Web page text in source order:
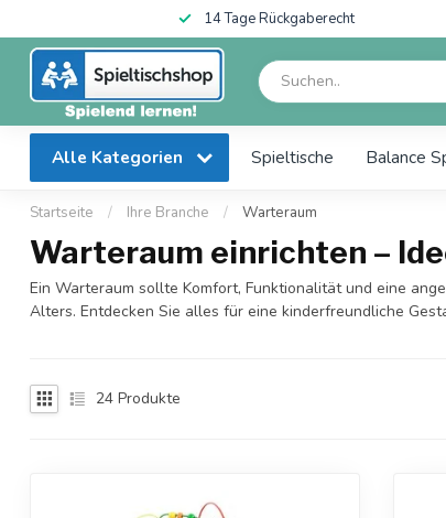
14 Tage Rückgaberecht
Alle Kategorien Spieltische Balance
Startseite / Ihre Branche / Warteraum
Warteraum einrichten –
Ein Warteraum sollte Komfort, Funktionalität und eine
Alters. Entdecken Sie alles für eine kinderfreundliche
24 Produkte